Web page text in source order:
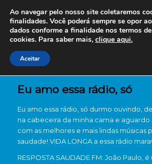
Eu amo essa rádio, só
Eu amo essa rádio, só durmo ouvindo,
na cabeceira da minha cama e aguardo
com as melhores e mais lindas músicas
saudade! VIDA LONGA a essa rádio
RESPOSTA SAUDADE FM: João Paulo,
Ao navegar pelo nosso site coletaremos
finalidades. Você poderá sempre se opor
dados conforme a finalidade nos termos
cookies. Para saber mais, clique aqui.
Aceitar